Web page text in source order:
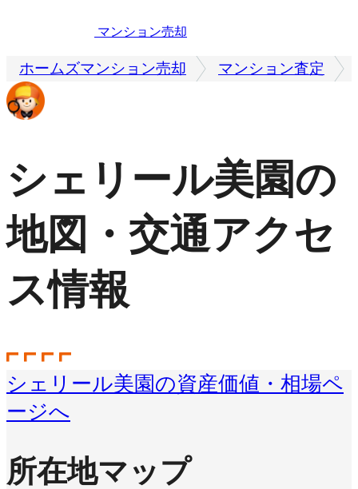
マンション売却
ホームズマンション売却 マンション査定
シェリール美園の
地図・交通アクセ
ス情報
シェリール美園の資産価値・相場ペ
ージへ
所在地マップ